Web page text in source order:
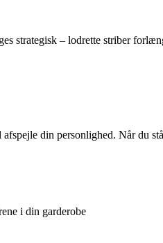
strategisk – lodrette striber
din personlighed. Når du
i din garderobe